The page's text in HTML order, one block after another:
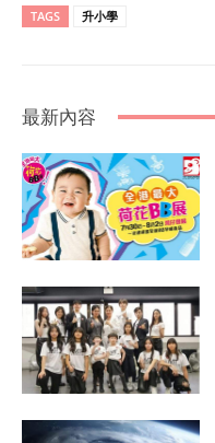
TAGS 升小學
最新內容